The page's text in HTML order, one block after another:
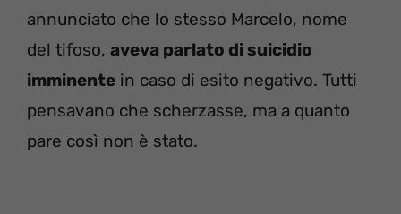
annunciato che lo stesso Marcelo, nome
del tifoso, aveva parlato di suicidio
imminente in caso di esito negativo. Tutti
pensavano che scherzasse, ma a quanto
pare così non è stato.